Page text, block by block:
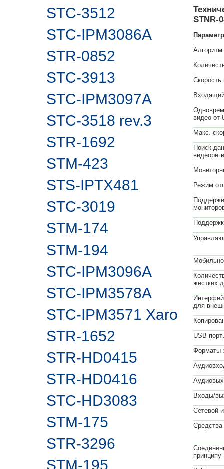
STC-3512
STC-IPM3086A
STR-0852
STC-3913
STC-IPM3097A
STC-3518 rev.3
STR-1692
STM-423
STS-IPTX481
STC-3019
STM-174
STM-194
STC-IPM3096A
STC-IPM3578A
STC-IPM3571 Xaro
STR-1652
STR-HD0415
STR-HD0416
STC-HD3083
STM-175
STR-3296
STM-195
STNR-
Скорость
видео от
Макс.
Поиск
Режим
жестких
для
USB-
Форматы
Входы/
Сетевой